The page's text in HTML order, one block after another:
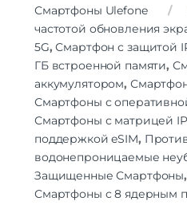
Смартфоны Ulefone
частотой обновления
5G,Смартфон с защитой
ГБ встроенной памяти,
аккумулятором,
Смартфоны с
Смартфоны с матрицей
поддержкой eSIM,
водонепроницаемые
Защищенные Смартфоны,
Смартфоны с 8 ядерным